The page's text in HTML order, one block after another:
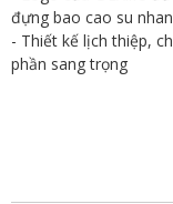
đựng bao cao su
- Thiết kế lịch thiệp,
phần sang trọng